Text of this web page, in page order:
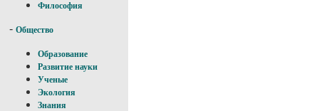
Философия
- Общество
Образование
Развитие науки
Ученые
Экология
Знания